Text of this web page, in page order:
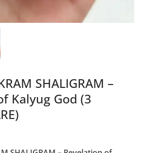
SHALIGRAM –
Kalyug God (3